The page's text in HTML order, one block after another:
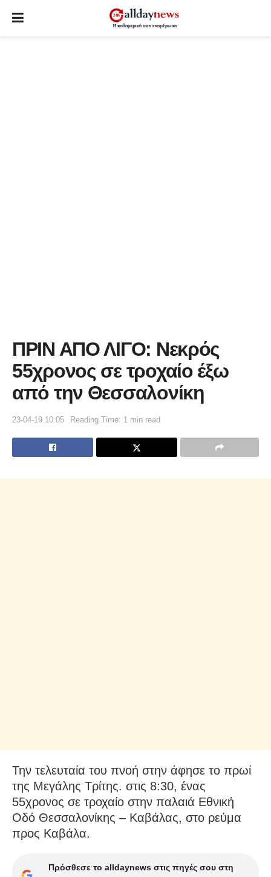
ΠΡΙΝ ΑΠΟ ΛΙΓΟ: Νεκρός
55χρονος σε τροχαίο έξω
από την Θεσσαλονίκη
23-04-19 10:05 Reading Time: 1 min read
Την τελευταία του πνοή στην άφησε το πρωί
της Μεγάλης Τρίτης. στις 8:30, ένας
55χρονος σε τροχαίο στην παλαιά Εθνική
Οδό Θεσσαλονίκης – Καβάλας, στο ρεύμα
προς Καβάλα.
Πρόσθεσε το alldaynews στις πηγές σου στη